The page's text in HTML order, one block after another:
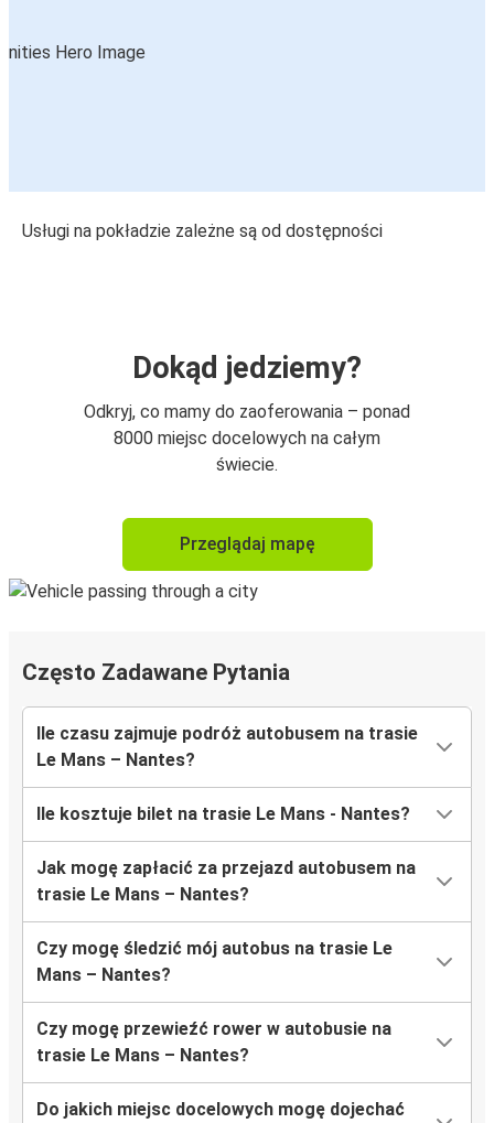
Usługi na pokładzie zależne są od dostępności
Dokąd jedziemy?
Odkryj, co mamy do zaoferowania – ponad
8000 miejsc docelowych na całym
świecie.
Przeglądaj mapę
Często Zadawane Pytania
Ile czasu zajmuje podróż autobusem na trasie
Le Mans – Nantes?
Ile kosztuje bilet na trasie Le Mans - Nantes?
Jak mogę zapłacić za przejazd autobusem na
trasie Le Mans – Nantes?
Czy mogę śledzić mój autobus na trasie Le
Mans – Nantes?
Czy mogę przewieźć rower w autobusie na
trasie Le Mans – Nantes?
Do jakich miejsc docelowych mogę dojechać